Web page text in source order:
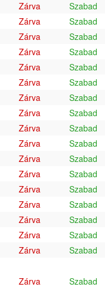
Zárva
Szabad
Zárva
Szabad
Zárva
Szabad
Zárva
Szabad
Zárva
Szabad
Zárva
Szabad
Zárva
Szabad
Zárva
Szabad
Zárva
Szabad
Zárva
Szabad
Zárva
Szabad
Zárva
Szabad
Zárva
Szabad
Zárva
Szabad
Zárva
Szabad
Zárva
Szabad
Zárva
Szabad
Zárva Szabad